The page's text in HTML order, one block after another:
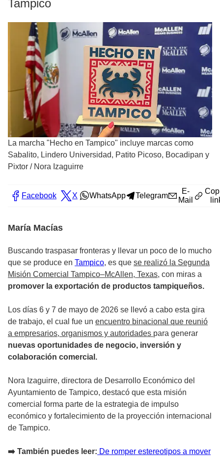
Tampico
La marcha "Hecho en Tampico" incluye marcas como
Sabalito, Lindero Universidad, Patito Picoso, Bocadipan y
Pixtor / Nora Izaguirre
Facebook X WhatsApp Telegram
E-
Mail
María Macías
Buscando traspasar fronteras y llevar un poco de lo mucho
que se produce en Tampico, es que se realizó la Segunda
Misión Comercial Tampico–McAllen, Texas, con miras a
promover la exportación de productos tampiqueños.
Los días 6 y 7 de mayo de 2026 se llevó a cabo esta gira
de trabajo, el cual fue un encuentro binacional que reunió
a empresarios, organismos y autoridades para generar
nuevas oportunidades de negocio, inversión y
colaboración comercial.
Nora Izaguirre, directora de Desarrollo Económico del
Ayuntamiento de Tampico, destacó que esta misión
comercial forma parte de la estrategia de impulso
económico y fortalecimiento de la proyección internacional
de Tampico.
➡️ También puedes leer: De romper estereotipos a mover